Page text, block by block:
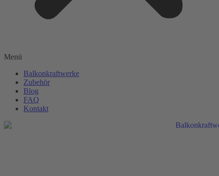
Menü
Balkonkraftwerke
Zubehör
Blog
FAQ
Kontakt